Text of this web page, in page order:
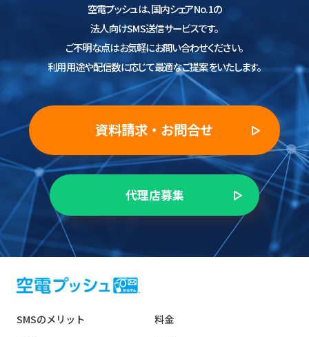
空電プッシュは、国内シェアNo.1の
法人向けSMS送信サービスです。
ご不明な点はお気軽にお問い合わせください。
利用用途や配信数に応じて最適なご提案をいたします。
資料請求・お問合せ
代理店募集
SMSのメリット
料金